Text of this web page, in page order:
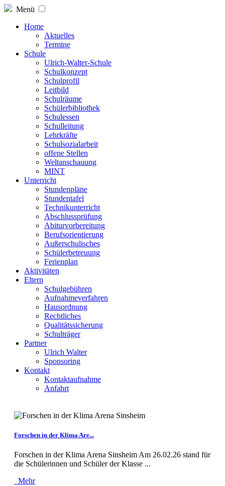
Menü
Home
Aktuelles
Termine
Schule
Ulrich-Walter-Schule
Schulkonzept
Schulprofil
Leitbild
Schulräume
Schülerbibliothek
Schulessen
Schulleitung
Lehrkräfte
Schulsozialarbeit
offene Stellen
Weltanschauung
MINT
Unterricht
Stundenpläne
Stundentafel
Technikunterricht
Abschlussprüfung
Abiturvorbereitung
Berufsorientierung
Außerschulisches
Schülerbetreuung
Ferienplan
Aktivitäten
Eltern
Schulgebühren
Aufnahmeverfahren
Hausordnung
Rechtliches
Qualitätssicherung
Schulträger
Partner
Ulrich Walter
Sponsoring
Kontakt
Kontaktaufnahme
Anfahrt
Forschen in der Klima Are...
Forschen in der Klima Arena Sinsheim Am 26.02.26 stand für
die Schülerinnen und Schüler der Klasse ...
Mehr